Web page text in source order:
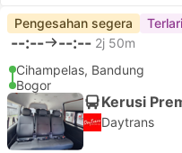
Pengesahan segera
--:-- --:-- 2j 50m
Cihampelas, Bandung
Bogor
Kerusi
Daytrans